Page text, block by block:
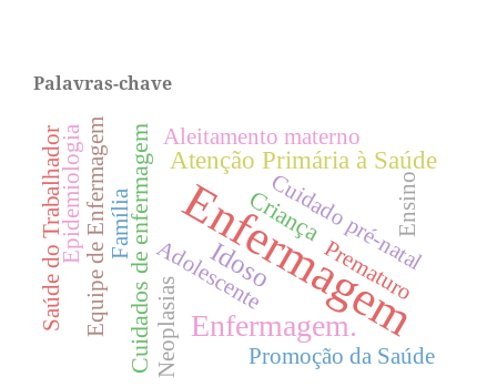
Palavras-chave
Enfermagem
Enfermagem.
Idoso
Atenção Primária à Saúde
Cuidados de enfermagem Criança
Cuidado pré-natal
Adolescente
Família
Aleitamento materno
Equipe de Enfermagem Ensino
Epidemiologia
Neoplasias Promoção da Saúde
Saúde do Trabalhador Prematuro